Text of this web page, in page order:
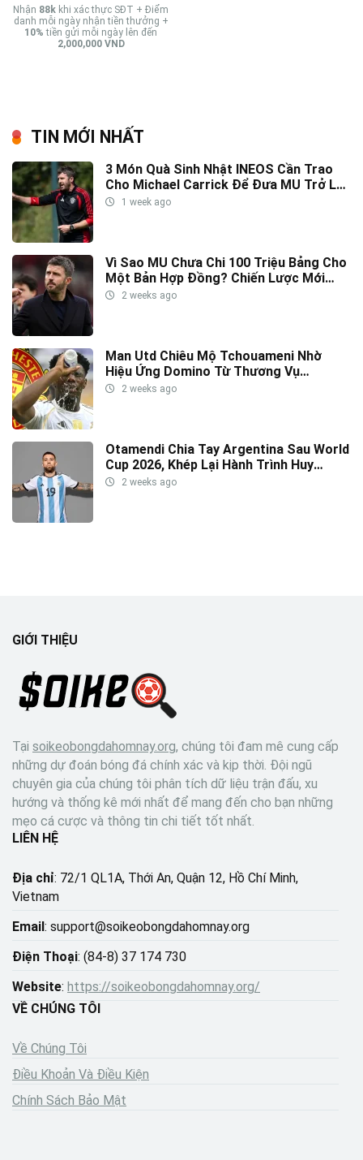
Nhận 88k khi xác thực SĐT + Điểm
danh mỗi ngày nhận tiền thưởng +
10% tiền gửi mỗi ngày lên đến
2,000,000 VND
TIN MỚI NHẤT
3 Món Quà Sinh Nhật INEOS Cần Trao
Cho Michael Carrick Để Đưa MU Trở Lại
Đỉnh Cao
1 week ago
Vì Sao MU Chưa Chi 100 Triệu Bảng Cho
Một Bản Hợp Đồng? Chiến Lược Mới
Của INEOS Được Hé Lộ
2 weeks ago
Man Utd Chiêu Mộ Tchouameni Nhờ
Hiệu Ứng Domino Từ Thương Vụ
Diomande
2 weeks ago
Otamendi Chia Tay Argentina Sau World
Cup 2026, Khép Lại Hành Trình Huy
Hoàng
2 weeks ago
GIỚI THIỆU
Tại soikeobongdahomnay.org, chúng tôi đam mê cung cấp
những dự đoán bóng đá chính xác và kịp thời. Đội ngũ
chuyên gia của chúng tôi phân tích dữ liệu trận đấu, xu
hướng và thống kê mới nhất để mang đến cho bạn những
mẹo cá cược và thông tin chi tiết tốt nhất.
LIÊN HỆ
Địa chỉ: 72/1 QL1A, Thới An, Quận 12, Hồ Chí Minh,
Vietnam
Email: support@soikeobongdahomnay.org
Điện Thoại: (84-8) 37 174 730
Website: https://soikeobongdahomnay.org/
VỀ CHÚNG TÔI
Về Chúng Tôi
Điều Khoản Và Điều Kiện
Chính Sách Bảo Mật